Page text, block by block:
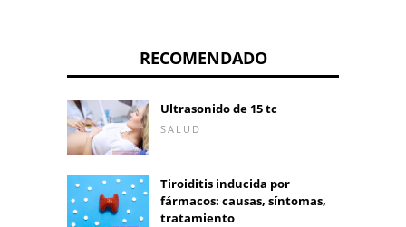
RECOMENDADO
Ultrasonido de 15 tc
SALUD
Tiroiditis inducida por
fármacos: causas, síntomas,
tratamiento